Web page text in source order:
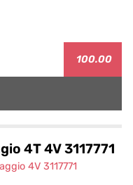
100.00
4T 4V 3117771